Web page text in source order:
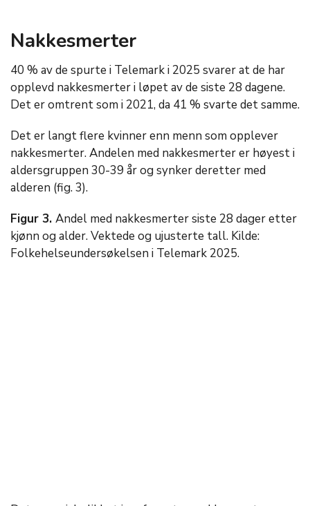
Nakkesmerter
40 % av de spurte i Telemark i 2025 svarer at de har
opplevd nakkesmerter i løpet av de siste 28 dagene.
Det er omtrent som i 2021, da 41 % svarte det samme.
Det er langt flere kvinner enn menn som opplever
nakkesmerter. Andelen med nakkesmerter er høyest i
aldersgruppen 30-39 år og synker deretter med
alderen (fig. 3).
Figur 3. Andel med nakkesmerter siste 28 dager etter
kjønn og alder. Vektede og ujusterte tall. Kilde:
Folkehelseundersøkelsen i Telemark 2025.